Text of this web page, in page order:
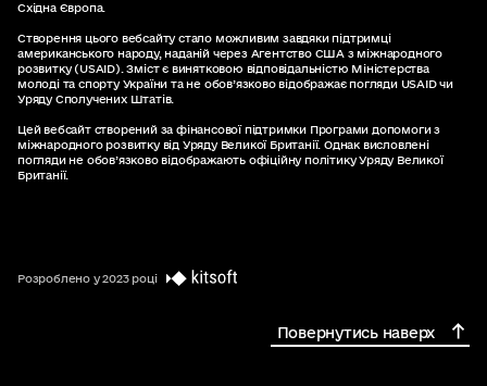
Східна Європа.
Створення цього вебcайту стало можливим завдяки підтримці
американського народу, наданій через Агентство США з міжнародного
розвитку (USAID). Зміст є винятковою відповідальністю Міністерства
молоді та спорту України та не обов’язково відображає погляди USAID чи
Уряду Сполучених Штатів.
Цей вебсайт створений за фінансової підтримки Програми допомоги з
міжнародного розвитку від Уряду Великої Британії. Однак висловлені
погляди не обов’язково відображають офіційну політику Уряду Великої
Британії.
Розроблено у 2023 році
Повернутись наверх